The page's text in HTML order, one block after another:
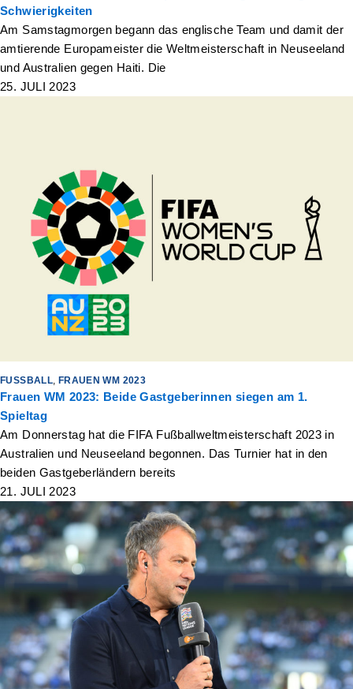
Schwierigkeiten
Am Samstagmorgen begann das englische Team und damit der
amtierende Europameister die Weltmeisterschaft in Neuseeland
und Australien gegen Haiti. Die
25. JULI 2023
FUSSBALL , FRAUEN WM 2023
Frauen WM 2023: Beide Gastgeberinnen siegen am 1.
Spieltag
Am Donnerstag hat die FIFA Fußballweltmeisterschaft 2023 in
Australien und Neuseeland begonnen. Das Turnier hat in den
beiden Gastgeberländern bereits
21. JULI 2023